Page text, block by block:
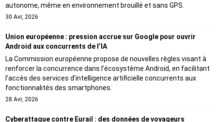
autonome, même en environnement brouillé et sans GPS.
30 Avr, 2026
Union européenne : pression accrue sur Google pour ouvrir
Android aux concurrents de l’IA
La Commission européenne propose de nouvelles règles visant à
renforcer la concurrence dans l’écosystème Android, en facilitant
l’accès des services d’intelligence artificielle concurrents aux
fonctionnalités des smartphones.
28 Avr, 2026
Cyberattaque contre Eurail : des données de voyageurs